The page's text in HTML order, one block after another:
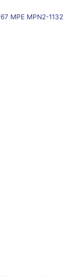
MPE MPN2-1132